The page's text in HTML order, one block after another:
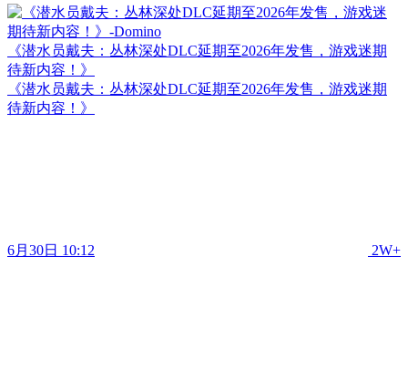
《潜水员戴夫：丛林深处DLC延期至2026年发售，游戏迷期
待新内容！》
《潜水员戴夫：丛林深处DLC延期至2026年发售，游戏迷期
待新内容！》
6月30日 10:12 2W+